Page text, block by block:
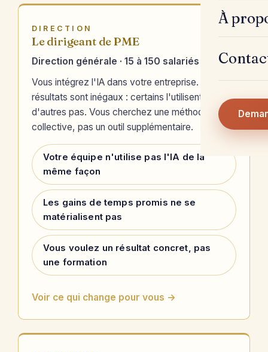
À
DIRECTION
Le dirigeant de PME
Direction générale · 15 à 150 salariés
Vous intégrez l'IA dans votre entreprise. Les
résultats sont inégaux : certains l'utilisent,
d'autres pas. Vous cherchez une méthode
collective, pas un outil supplémentaire.
Votre équipe n'utilise pas l'IA de la
même façon
Les gains de temps promis ne se
matérialisent pas
Vous voulez un résultat concret, pas
une formation
Voir ce qui change pour vous →